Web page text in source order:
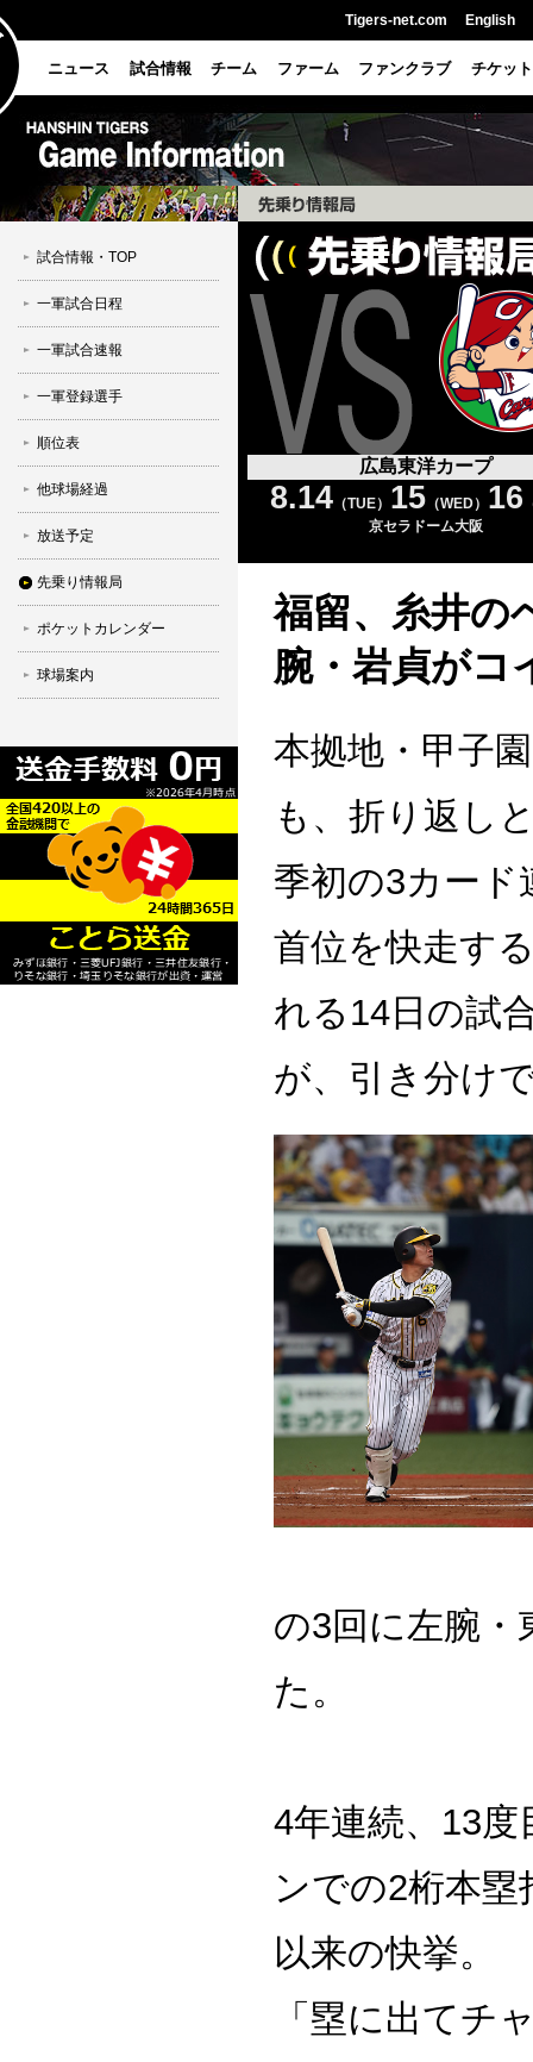
Tigers-net.com English
ニュース 試合情報 チーム ファーム ファンクラブ チケット
試合情報・TOP
一軍試合日程
一軍試合速報
一軍登録選手
順位表
他球場経過
放送予定
先乗り情報局
ポケットカレンダー
球場案内
広島東洋カープ
8.14 （TUE） 15 （WED） 16
京セラドーム大阪
福留、糸井の
腕・岩貞がコ
本拠地・甲子
も、折り返し
季初の3カー
首位を快走す
れる14日の試
が、引き分け
の3回に左腕
た。
4年連続、13
ンでの2桁本
以来の快挙。
「塁に出てチ